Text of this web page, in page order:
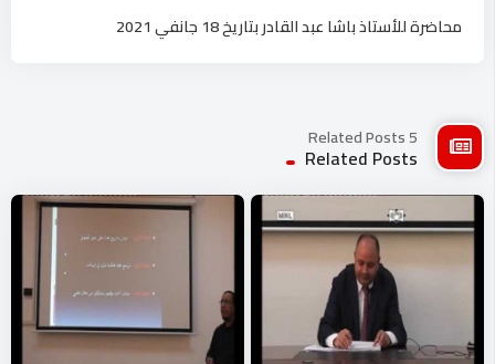
محاضرة للأستاذ باشا عبد القادر بتاريخ 18 جانفي 2021
5 Related Posts
Related Posts